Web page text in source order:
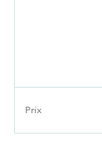
Prix